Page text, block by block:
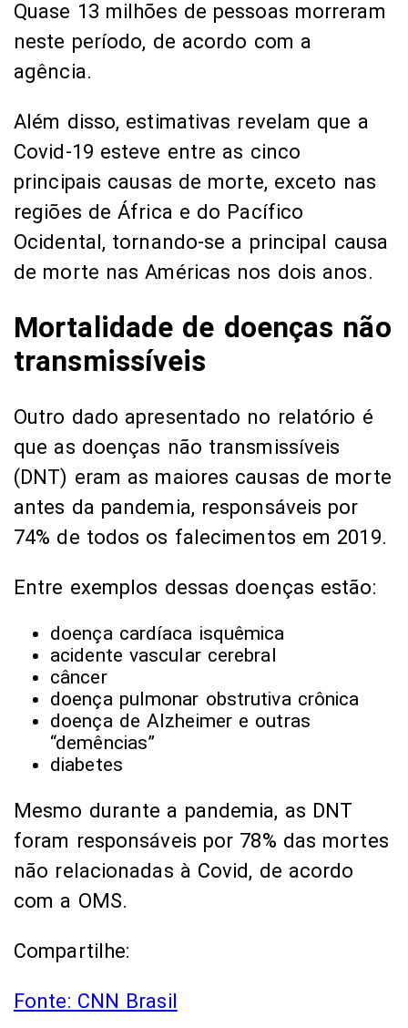
Quase 13 milhões de pessoas morreram
neste período, de acordo com a
agência.
Além disso, estimativas revelam que a
Covid-19 esteve entre as cinco
principais causas de morte, exceto nas
regiões de África e do Pacífico
Ocidental, tornando-se a principal causa
de morte nas Américas nos dois anos.
Mortalidade de doenças não
transmissíveis
Outro dado apresentado no relatório é
que as doenças não transmissíveis
(DNT) eram as maiores causas de morte
antes da pandemia, responsáveis por
74% de todos os falecimentos em 2019.
Entre exemplos dessas doenças estão:
doença cardíaca isquêmica
acidente vascular cerebral
câncer
doença pulmonar obstrutiva crônica
doença de Alzheimer e outras
“demências”
diabetes
Mesmo durante a pandemia, as DNT
foram responsáveis por 78% das mortes
não relacionadas à Covid, de acordo
com a OMS.
Compartilhe:
Fonte: CNN Brasil